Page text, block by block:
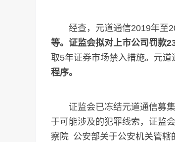
经查，元道通信2019年至
等。证监会拟对上市公司罚款
取5年证券市场禁入措施。元道
程序。
证监会已冻结元道通信募集
于可能涉及的犯罪线索，证监
察院 公安部关于公安机关管辖